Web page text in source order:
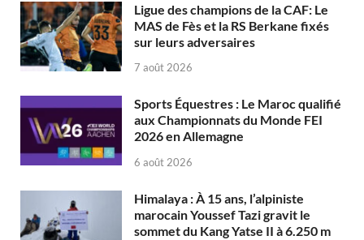
Ligue des champions de la CAF: Le
MAS de Fès et la RS Berkane fixés
sur leurs adversaires
7 août 2026
Sports Équestres : Le Maroc qualifié
aux Championnats du Monde FEI
2026 en Allemagne
6 août 2026
Himalaya : À 15 ans, l’alpiniste
marocain Youssef Tazi gravit le
sommet du Kang Yatse II à 6.250 m